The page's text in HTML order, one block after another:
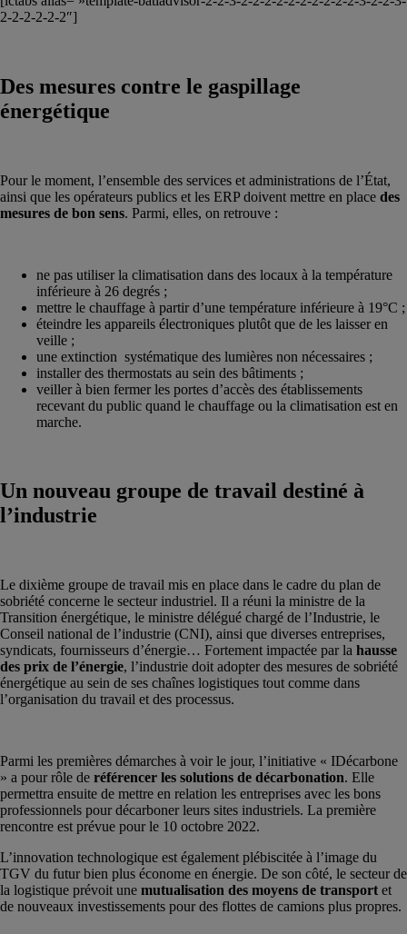
2-2-2-2-2-2″]
Des mesures contre le gaspillage
énergétique
Pour le moment, l’ensemble des services et administrations de l’État,
ainsi que les opérateurs publics et les ERP doivent mettre en place des
mesures de bon sens. Parmi, elles, on retrouve :
ne pas utiliser la climatisation dans des locaux à la température
inférieure à 26 degrés ;
mettre le chauffage à partir d’une température inférieure à 19°C ;
éteindre les appareils électroniques plutôt que de les laisser en
veille ;
une extinction systématique des lumières non nécessaires ;
installer des thermostats au sein des bâtiments ;
veiller à bien fermer les portes d’accès des établissements
recevant du public quand le chauffage ou la climatisation est en
marche.
Un nouveau groupe de travail destiné à
l’industrie
Le dixième groupe de travail mis en place dans le cadre du plan de
sobriété concerne le secteur industriel. Il a réuni la ministre de la
Transition énergétique, le ministre délégué chargé de l’Industrie, le
Conseil national de l’industrie (CNI), ainsi que diverses entreprises,
syndicats, fournisseurs d’énergie… Fortement impactée par la hausse
des prix de l’énergie, l’industrie doit adopter des mesures de sobriété
énergétique au sein de ses chaînes logistiques tout comme dans
l’organisation du travail et des processus.
Parmi les premières démarches à voir le jour, l’initiative « IDécarbone
» a pour rôle de référencer les solutions de décarbonation. Elle
permettra ensuite de mettre en relation les entreprises avec les bons
professionnels pour décarboner leurs sites industriels. La première
rencontre est prévue pour le 10 octobre 2022.
L’innovation technologique est également plébiscitée à l’image du
TGV du futur bien plus économe en énergie. De son côté, le secteur de
la logistique prévoit une mutualisation des moyens de transport et
de nouveaux investissements pour des flottes de camions plus propres.